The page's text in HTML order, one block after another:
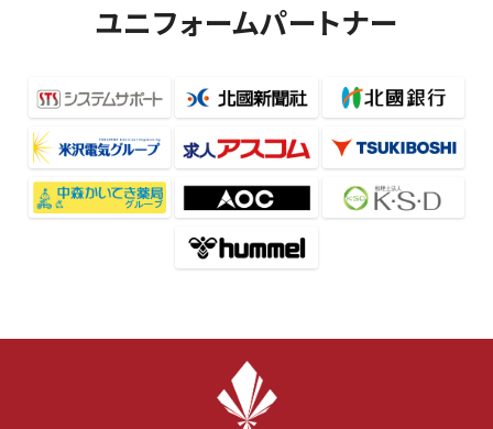
ユニフォームパートナー